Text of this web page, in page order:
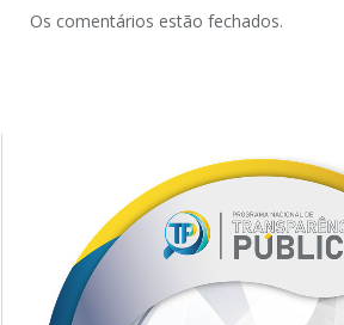
Os comentários estão fechados.